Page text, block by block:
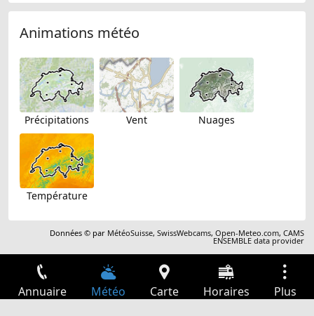
Animations météo
Précipitations Vent Nuages
Température
Données © par MétéoSuisse,SwissWebcams,Open-Meteo.com,CAMS
ENSEMBLE data provider
Annuaire Météo Carte Horaires Plus